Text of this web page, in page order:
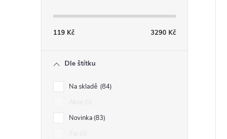
119 Kč 3290 Kč
Dle štítku
Na skladě 84
Novinka 83